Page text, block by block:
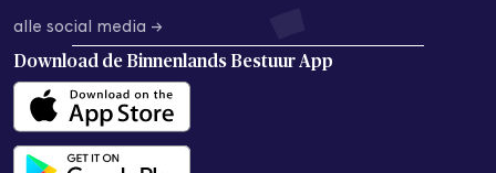
alle social media →
Download de Binnenlands Bestuur App